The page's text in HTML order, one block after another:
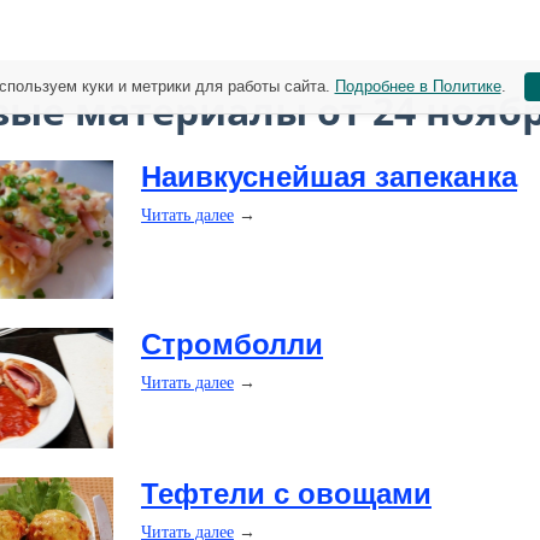
материалы от 24
Наивкуснейшая запеканка
Читать далее →
​Стромболли
Читать далее →
​Тефтели с овощами
Читать далее →
куки и метрики для работы сайта. Подробнее в Политике.